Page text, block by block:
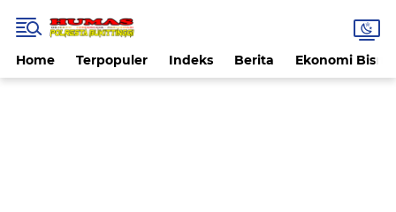
Home Terpopuler Indeks Berita Ekonomi Bisnis